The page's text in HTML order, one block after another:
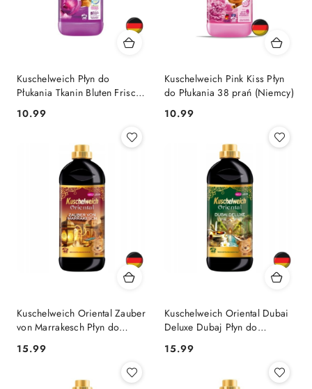
Kuschelweich Płyn do
Płukania Tkanin Bluten Frische
Kwiatowy 38 prań (Niemcy)
Cena:
10.99
Kuschelweich Pink Kiss Płyn
do Płukania 38 prań (Niemcy)
Cena:
10.99
Kuschelweich Oriental Zauber
von Marrakesch Płyn do
Cena:
15.99
Kuschelweich Oriental Dubai
Deluxe Dubaj Płyn do
Cena:
15.99